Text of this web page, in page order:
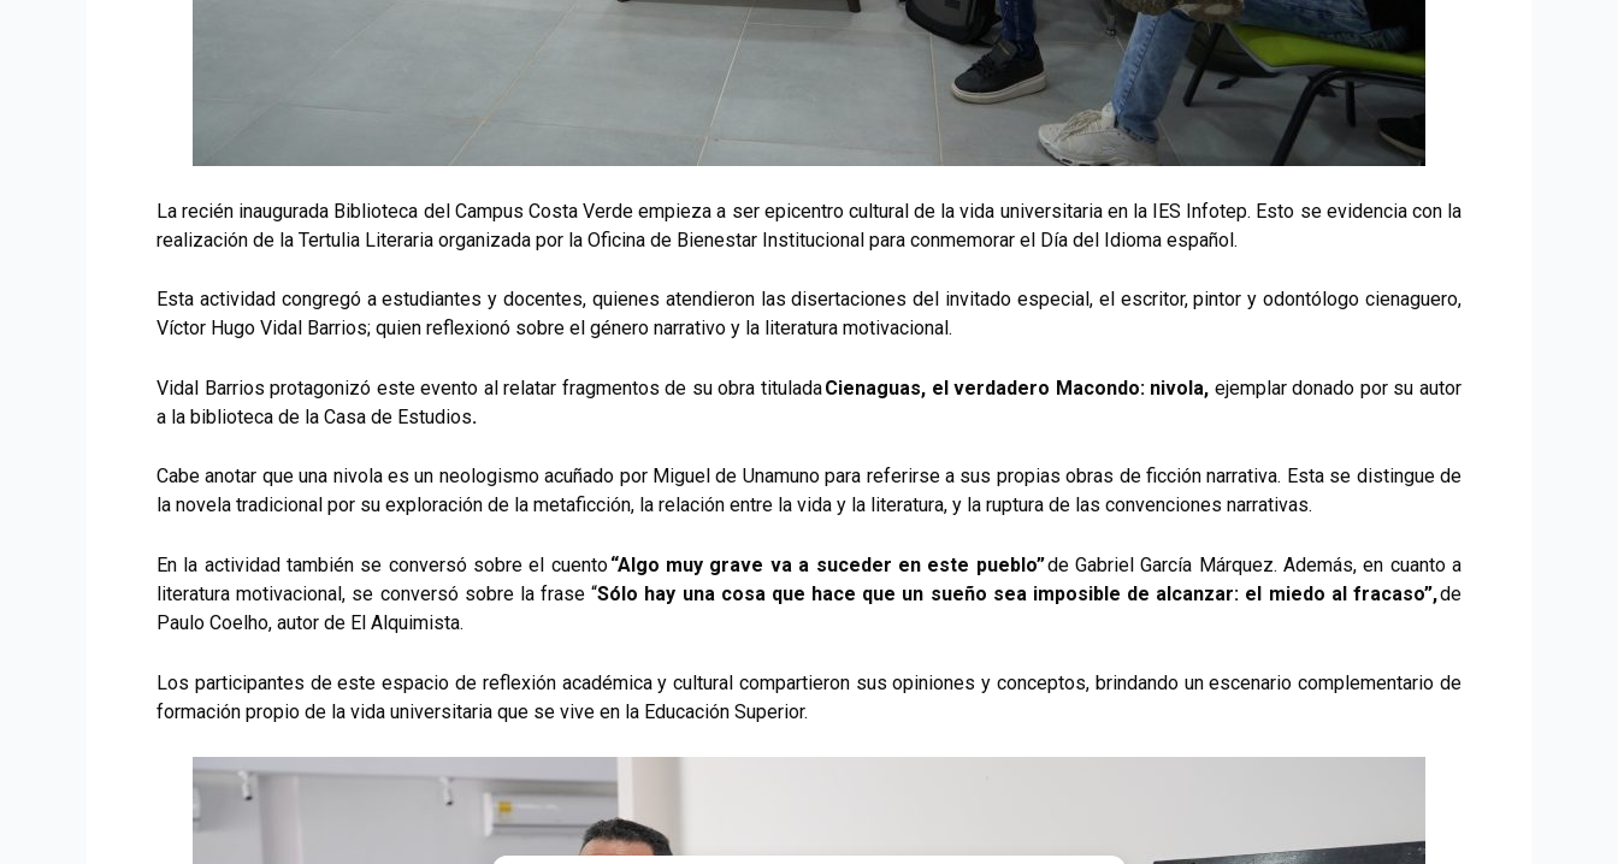
La recién inaugurada Biblioteca del Campus Costa Verde empieza a ser epicentro cultural de la vida universitaria en la IES Infotep. Esto se evidencia con la
realización de la Tertulia Literaria organizada por la Oficina de Bienestar Institucional para conmemorar el Día del Idioma español.
Esta actividad congregó a estudiantes y docentes, quienes atendieron las disertaciones del invitado especial, el escritor, pintor y odontólogo cienaguero,
Víctor Hugo Vidal Barrios; quien reflexionó sobre el género narrativo y la literatura motivacional.
Vidal Barrios protagonizó este evento al relatar fragmentos de su obra tituladaCienaguas, el verdadero Macondo: nivola, ejemplar donado por su autor
a la biblioteca de la Casa de Estudios.
Cabe anotar que una nivola es un neologismo acuñado por Miguel de Unamuno para referirse a sus propias obras de ficción narrativa. Esta se distingue de
la novela tradicional por su exploración de la metaficción, la relación entre la vida y la literatura, y la ruptura de las convenciones narrativas.
En la actividad también se conversó sobre el cuento“Algo muy grave va a suceder en este pueblo”de Gabriel García Márquez. Además, en cuanto a
literatura motivacional, se conversó sobre la frase “Sólo hay una cosa que hace que un sueño sea imposible de alcanzar: el miedo al fracaso”,de
Paulo Coelho, autor de El Alquimista.
Los participantes de este espacio de reflexión académica y cultural compartieron sus opiniones y conceptos, brindando un escenario complementario de
formación propio de la vida universitaria que se vive en la Educación Superior.